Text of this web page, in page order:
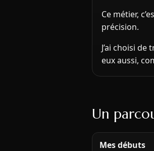
Ce métier,
précision.
J’ai choisi
eux aussi,
Un
Mes débuts